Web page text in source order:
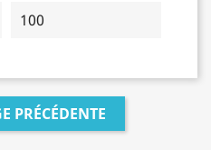
100
PRÉCÉDENTE